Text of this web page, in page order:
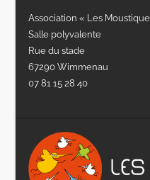
Association « Les
Salle polyvalente
Rue du stade
67290 Wimmenau
07 81 15 28 40